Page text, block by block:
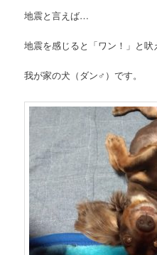
地震と言えば…
地震を感じると「ワン！」と吠
我が家の犬（ダン♂）です。